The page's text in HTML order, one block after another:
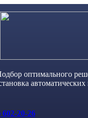
оптимального
автоматических
602-20-26